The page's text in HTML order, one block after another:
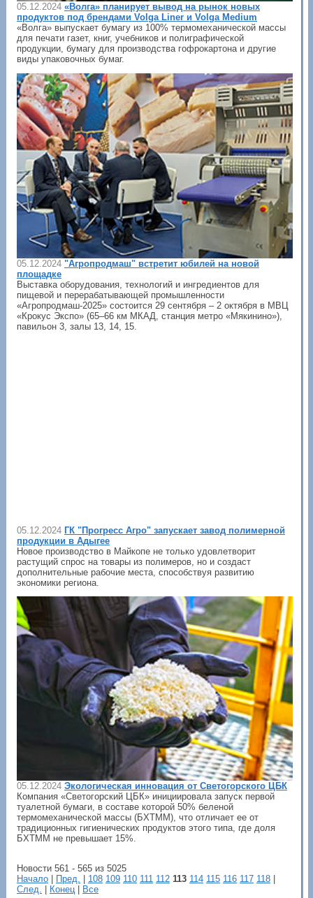
05.12.2024 «Волга» планирует вывод на рынок новых
продуктов под брендами Volga Liner и Volga Medium
«Волга» выпускает бумагу из 100% термомеханической массы
для печати газет, книг, учебников и полиграфической
продукции, бумагу для производства гофрокартона и другие
виды упаковочных бумаг.
05.12.2024 "Агропродмаш" встретит юбилей на новой
площадке
Выставка оборудования, технологий и ингредиентов для
пищевой и перерабатывающей промышленности
«Агропродмаш-2025» состоится 29 сентября – 2 октября в МВЦ
«Крокус Экспо» (65–66 км МКАД, станция метро «Мякинино»),
павильон 3, залы 13, 14, 15.
05.12.2024 ГК "Прогресс Агро" запускает завод полимерной
продукции в Адыгее
Новое производство в Майкопе не только удовлетворит
растущий спрос на товары из полимеров, но и создаст
дополнительные рабочие места, способствуя развитию
экономики региона.
05.12.2024 Экологическая инновация от Светогорского ЦБК
Компания «Светогорский ЦБК» инициировала запуск первой
туалетной бумаги, в составе которой 50% беленой
термомеханической массы (БХТММ), что отличает ее от
традиционных гигиенических продуктов этого типа, где доля
БХТММ не превышает 15%.
Новости 561 - 565 из 5025
Начало
Пред. 108 109 110 111 112 113 114 115 116 117 118
След.
Конец Все